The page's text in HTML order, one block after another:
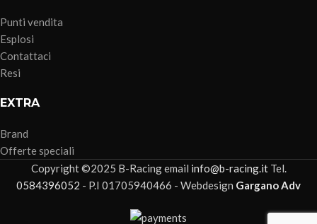
Punti vendita
Esplosi
Contattaci
Resi
EXTRA
Brand
Offerte speciali
Copyright ©2025 B-Racing email info@b-racing.itTel.
0584396052 - P.I 01705940466 - Webdesign Gargano Adv